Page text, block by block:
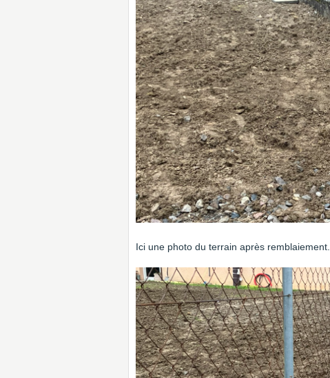
Ici une photo du terrain après remblaiement.